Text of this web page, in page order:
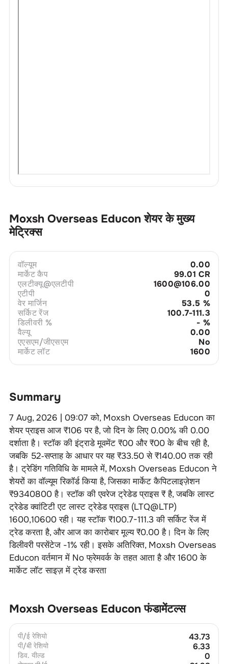
Moxsh Overseas Educon शेयर के मुख्य
मेट्रिक्स
वॉल्यूम
0.00
मार्केट कैप
99.01 CR
एलटीक्यू@एलटीपी
1600@106.00
एटीपी
0
वेर मार्जिन
53.5 %
सर्किट रेंज
100.7-111.3
डिलीवरी %
- %
वैल्यू
0.00
एएसएम/जीएसएम
No
मार्केट लॉट
1600
Summary
7 Aug, 2026 | 09:07को, Moxsh Overseas Educon का
शेयर प्राइस आज ₹106 पर है, जो दिन के लिए 0.00% की 0.00
दर्शाता है। स्टॉक की इंट्राडे मूवमेंट ₹00 और ₹00 के बीच रही है,
जबकि 52‑सप्ताह के आधार पर यह ₹33.50 से ₹140.00 तक रही
है। ट्रेडिंग गतिविधि के मामले में, Moxsh Overseas Educon ने
शेयरों का वॉल्यूम रिकॉर्ड किया है, जिसका मार्केट कैपिटलाइज़ेशन
₹9340800है। स्टॉक की एवरेज ट्रेडेड प्राइस ₹है, जबकि लास्ट
ट्रेडेड क्वांटिटी एट लास्ट ट्रेडेड प्राइस (LTQ@LTP)
1600,10600रही। यह स्टॉक ₹100.7-111.3की सर्किट रेंज में
ट्रेड करता है, और आज का कारोबार मूल्य ₹0.00है। दिन के लिए
डिलीवरी परसेंटेज -1% रही। इसके अतिरिक्त, Moxsh Overseas
Educon वर्तमान में Noफ्रेमवर्क के तहत आता है और1600के
मार्केट लॉट साइज़ में ट्रेड करता
Moxsh Overseas Educon फंडामेंटल्स
पी/ई रेशियो 43.73
पी/बी रेशियो 6.33
डिव. यील्ड 0